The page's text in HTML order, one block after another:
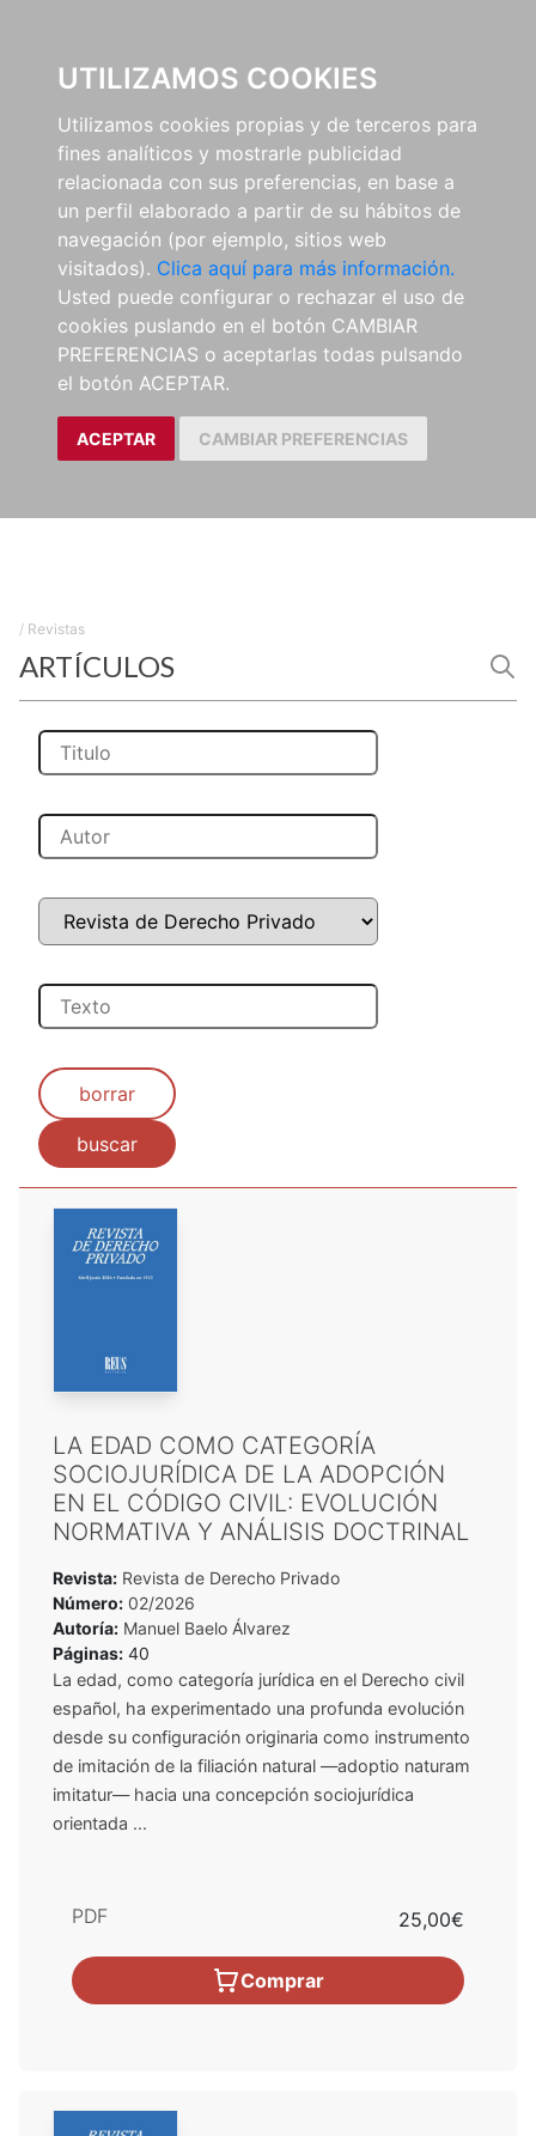
UTILIZAMOS COOKIES
Utilizamos cookies propias y de terceros para
fines analíticos y mostrarle publicidad
relacionada con sus preferencias, en base a
un perfil elaborado a partir de su hábitos de
navegación (por ejemplo, sitios web
visitados). Clica aquí para más información.
Usted puede configurar o rechazar el uso de
cookies puslando en el botón CAMBIAR
PREFERENCIAS o aceptarlas todas pulsando
el botón ACEPTAR.
ACEPTAR CAMBIAR PREFERENCIAS
/ Revistas
ARTÍCULOS
borrar
buscar
LA EDAD COMO CATEGORÍA
SOCIOJURÍDICA DE LA ADOPCIÓN
EN EL CÓDIGO CIVIL: EVOLUCIÓN
NORMATIVA Y ANÁLISIS DOCTRINAL
Revista: Revista de Derecho Privado
Número: 02/2026
Autoría: Manuel Baelo Álvarez
Páginas: 40
La edad, como categoría jurídica en el Derecho civil
español, ha experimentado una profunda evolución
desde su configuración originaria como instrumento
de imitación de la filiación natural —adoptio naturam
imitatur— hacia una concepción sociojurídica
orientada ...
PDF 25,00€
Comprar